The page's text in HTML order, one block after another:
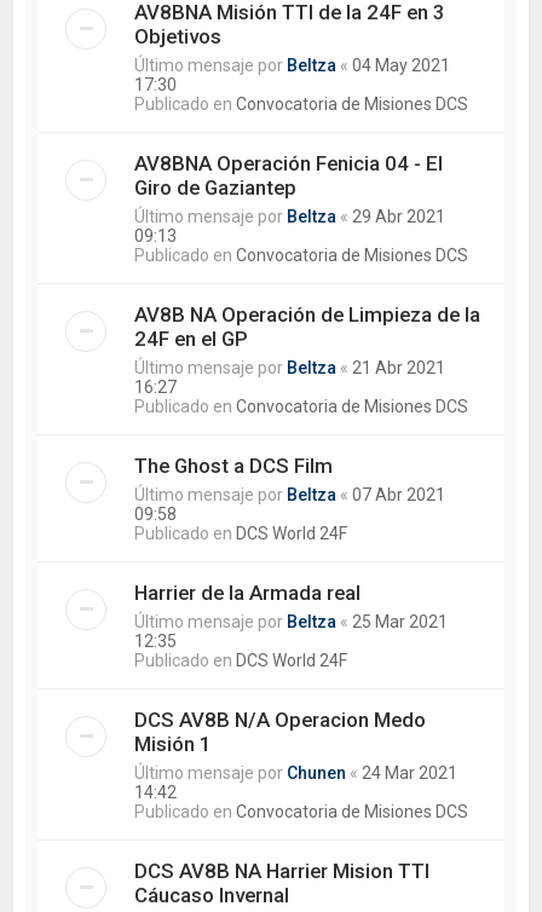
AV8BNA Misión TTI de la 24F en 3
Objetivos
Último mensaje por Beltza «04 May 2021
17:30
Publicado enConvocatoria de Misiones DCS
AV8BNA Operación Fenicia 04 - El
Giro de Gaziantep
Último mensaje por Beltza « 29 Abr 2021
09:13
Publicado enConvocatoria de Misiones DCS
AV8B NA Operación de Limpieza de la
24F en el GP
Último mensaje por Beltza « 21 Abr 2021
16:27
Publicado enConvocatoria de Misiones DCS
The Ghost a DCS Film
Último mensaje por Beltza «07 Abr 2021
09:58
Publicado en DCS World 24F
Harrier de la Armada real
Último mensaje por Beltza « 25 Mar 2021
12:35
Publicado en DCS World 24F
DCS AV8B N/A Operacion Medo
Misión 1
Último mensaje por Chunen « 24 Mar 2021
14:42
Publicado enConvocatoria de Misiones DCS
DCS AV8B NA Harrier Mision TTI
Cáucaso Invernal